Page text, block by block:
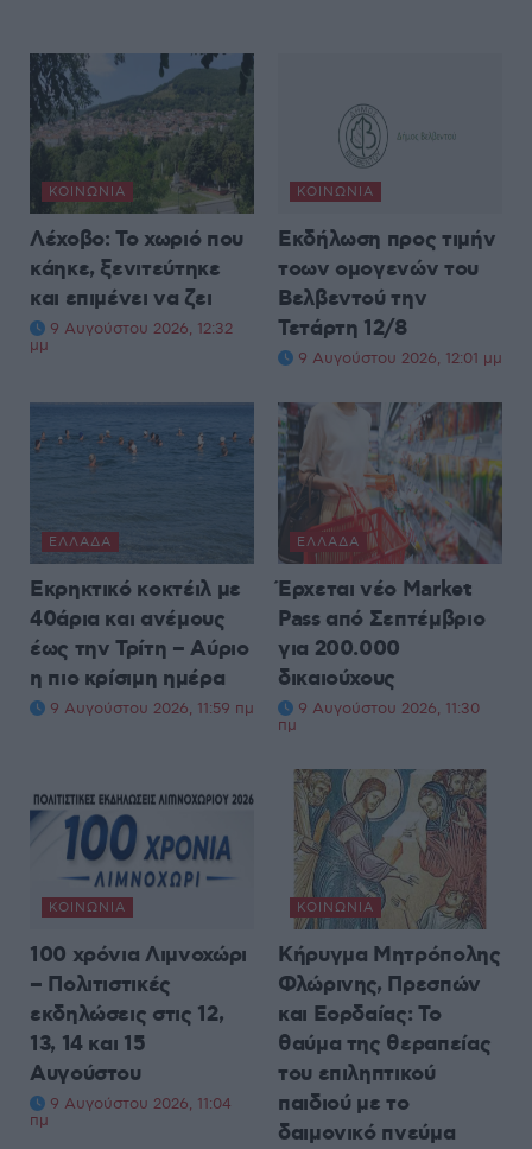
ΚΟΙΝΩΝΊΑ
Λέχοβο: Το χωριό που
κάηκε, ξενιτεύτηκε
και επιμένει να ζει
9 Αυγούστου 2026, 12:32
μμ
ΚΟΙΝΩΝΊΑ
Εκδήλωση προς τιμήν
τοων ομογενών του
Βελβεντού την
Τετάρτη 12/8
9 Αυγούστου 2026, 12:01 μμ
ΕΛΛΆΔΑ
Εκρηκτικό κοκτέιλ με
40άρια και ανέμους
έως την Τρίτη – Αύριο
η πιο κρίσιμη ημέρα
9 Αυγούστου 2026, 11:59 πμ
ΕΛΛΆΔΑ
Έρχεται νέο Market
Pass από Σεπτέμβριο
για 200.000
δικαιούχους
9 Αυγούστου 2026, 11:30
πμ
ΚΟΙΝΩΝΊΑ
100 χρόνια Λιμνοχώρι
– Πολιτιστικές
εκδηλώσεις στις 12,
13, 14 και 15
Αυγούστου
9 Αυγούστου 2026, 11:04
πμ
ΚΟΙΝΩΝΊΑ
Κήρυγμα Μητρόπολης
Φλώρινης, Πρεσπών
και Εορδαίας: Το
θαύμα της θεραπείας
του επιληπτικού
παιδιού με το
δαιμονικό πνεύμα